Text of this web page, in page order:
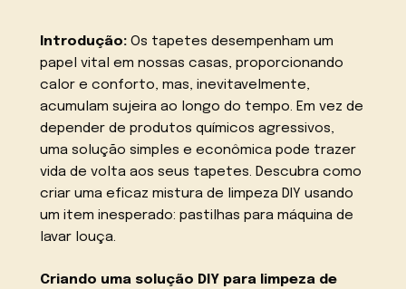
Introdução: Os tapetes desempenham um
papel vital em nossas casas, proporcionando
calor e conforto, mas, inevitavelmente,
acumulam sujeira ao longo do tempo. Em vez de
depender de produtos químicos agressivos,
uma solução simples e econômica pode trazer
vida de volta aos seus tapetes. Descubra como
criar uma eficaz mistura de limpeza DIY usando
um item inesperado: pastilhas para máquina de
lavar louça.
Criando uma solução DIY para limpeza de